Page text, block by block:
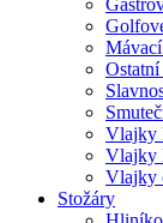
Vlajky
Vlajky
Vlajky
Stožáry